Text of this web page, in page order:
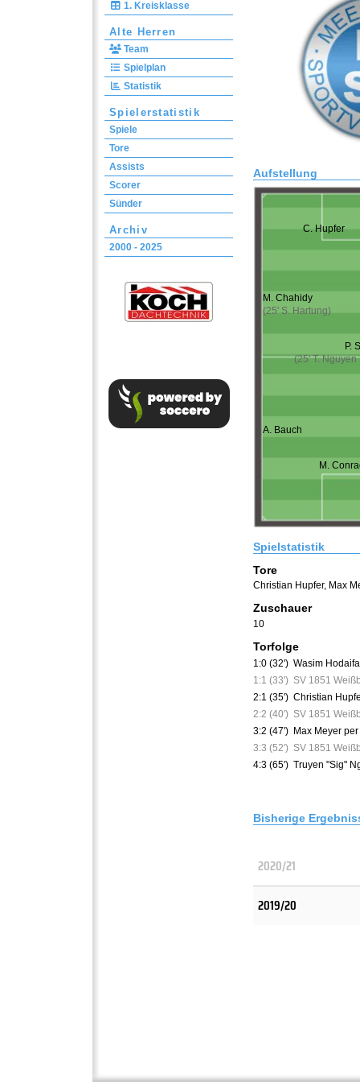
1. Kreisklasse
Alte Herren
Team
Spielplan
Statistik
Spielerstatistik
Spiele
Tore
Assists
Scorer
Sünder
Archiv
2000 - 2025
Aufstellung
C. Hupfer
M. Chahidy
(25' S. Hartung)
P.
(25' T. Nguyen
A. Bauch
M.
Spielstatistik
Tore
Christian Hupfer, Max
Zuschauer
10
Torfolge
1:0 (32') Wasim Hodaifa
1:1 (33') SV 1851
2:1 (35') Christian
2:2 (40') SV 1851
3:2 (47') Max Meyer
3:3 (52') SV 1851
4:3 (65') Truyen "Sig"
Bisherige
2020/21
2019/20